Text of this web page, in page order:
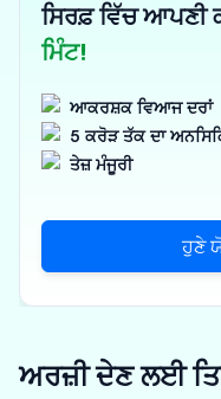
ਸਿਰਫ਼ ਵਿੱਚ ਆਪਣੀ
ਮਿੰਟ!
ਆਕਰਸ਼ਕ ਵਿਆਜ ਦਰਾਂ
5 ਕਰੋੜ ਤੱਕ ਦਾ
ਤੇਜ਼ ਮੰਜੂਰੀ
ਹੁਣੇ
ਅਰਜ਼ੀ ਦੇਣ ਲਈ